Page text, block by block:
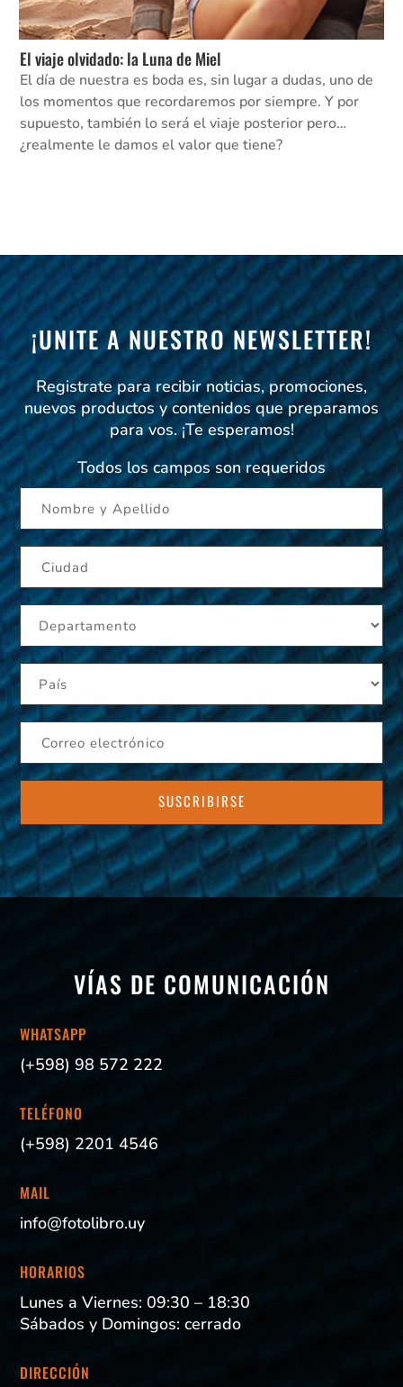
El viaje olvidado: la Luna de Miel
El día de nuestra es boda es, sin lugar a dudas, uno de
los momentos que recordaremos por siempre. Y por
supuesto, también lo será el viaje posterior pero…
¿realmente le damos el valor que tiene?
¡UNITE A NUESTRO NEWSLETTER!
Registrate para recibir noticias, promociones,
nuevos productos y contenidos que preparamos
para vos. ¡Te esperamos!
Todos los campos son requeridos
VÍAS DE COMUNICACIÓN
WHATSAPP
(+598) 98 572 222
TELÉFONO
(+598) 2201 4546
MAIL
info@fotolibro.uy
HORARIOS
Lunes a Viernes: 09:30 – 18:30
Sábados y Domingos: cerrado
DIRECCIÓN